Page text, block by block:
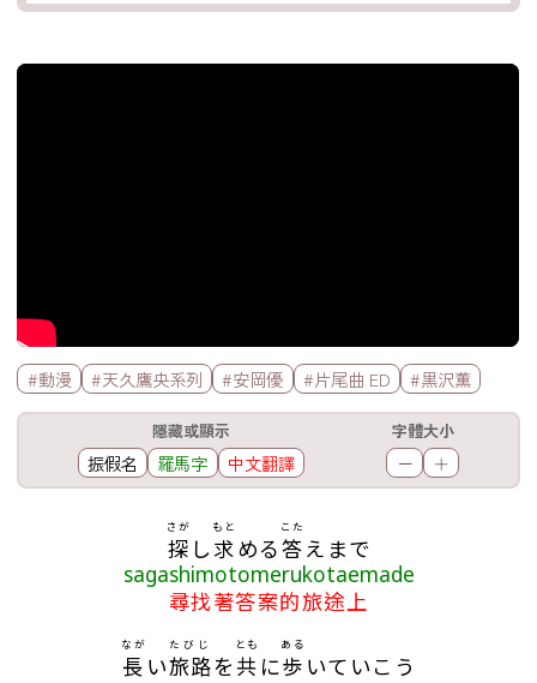
官方Youtube影片
標籤欄
#動漫 #天久鷹央系列 #安岡優 #片尾曲 ED #黒沢薫
隱藏或顯示
振假名 羅馬字 中文翻譯
字體大小
－ ＋
探
さが
し求
もと
める答
こた
えまで
sagashimotomerukotaemade
尋找著答案的旅途上
長
なが
い旅路
たびじ
を 共
とも
に歩
ある
いていこう